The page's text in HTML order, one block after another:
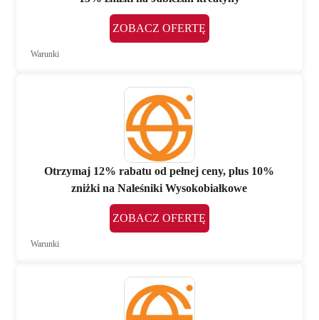
ZOBACZ OFERTĘ
Warunki
Otrzymaj 12% rabatu od pełnej ceny, plus 10%
zniżki na Naleśniki Wysokobiałkowe
ZOBACZ OFERTĘ
Warunki